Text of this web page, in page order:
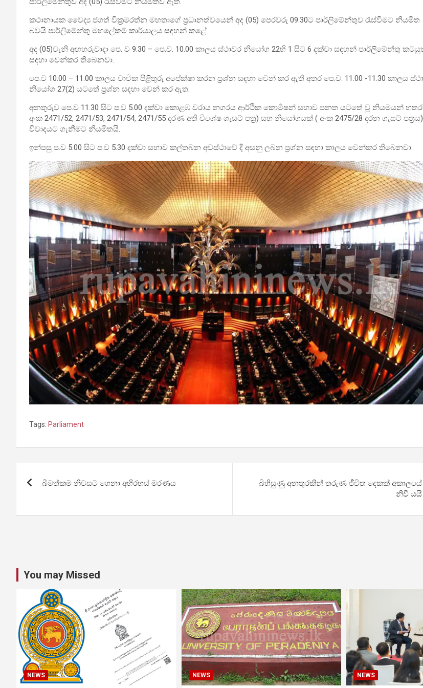
කථානායක වෛද්‍ය ජගත් වික්‍රමරත්න මහතාගේ ප්‍රධානත්වයෙන් අද (05) පෙරවරු 09.30ට පාර්ලිමේන්තුව රැස්වීමට නියමිත
බවයි පාර්ලිමේන්තු මහලේකම් කාර්යාලය සඳහන් කළේ.
අද (05)වැනි අඟහරුවාදා පෙ. ව 9.30 – පෙ.ව. 10.00 කාලය ස්ථාවර නියෝග 22හි 1 සිට 6 දක්වා සඳහන් පාර්ලිමේන්තු
සඳහා වෙන්කර තිබෙනවා.
පෙ.ව 10.00 – 11.00 කාලය වාචික පිළිතුරු අපේක්ෂා කරන ප්‍රශ්න සඳහා වෙන් කර ඇති අතර පෙ.ව. 11.00 -11.30 කාලය
නියෝග 27(2) යටතේ ප්‍රශ්න සඳහා වෙන් කර ඇත.
අනතුරුව පෙ.ව 11.30 සිට ප.ව 5.00 දක්වා කොළඹ වරාය නගරය ආර්ථික කොමිෂන් සභාව පනත යටතේ වූ නියමයන්
අංක 2471/52, 2471/53, 2471/54, 2471/55 දරණ අති විශේෂ ගැසට් පත්‍ර) සහ නියෝගයක් ( අංක 2475/28 දරන ගැසට් පත්‍රය)
විවාදයට ගැනීමට නියමිතයි.
ඉන්පසු ප.ව 5.00 සිට ප.ව 5.30 දක්වා සභාව කල්තබන අවස්ථාවේ දී අසනු ලබන ප්‍රශ්න සඳහා කාලය වෙන්කර තිබෙනවා.
Tags: Parliament
බීමත්කම නිවසට ගෙනා අභිරහස් මරණය
බිහිසුණු අනතුරකින් තරුණ ජීවිත දෙකක් අකාලයේ
නිවී යයි
You may Missed
NEWS NEWS NEWS